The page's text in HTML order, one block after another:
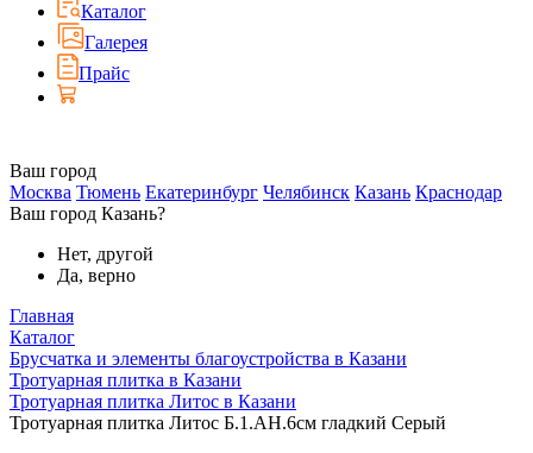
Каталог
Галерея
Прайс
Ваш город
Москва Тюмень Екатеринбург Челябинск Казань Краснодар
Ваш город Казань?
Нет, другой
Да, верно
Главная
Каталог
Брусчатка и элементы благоустройства в Казани
Тротуарная плитка в Казани
Тротуарная плитка Литос в Казани
Тротуарная плитка Литос Б.1.АН.6см гладкий Серый